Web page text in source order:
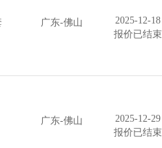
广东-佛山
2025-12-18
报价已结束
广东-佛山
2025-12-29
报价已结束